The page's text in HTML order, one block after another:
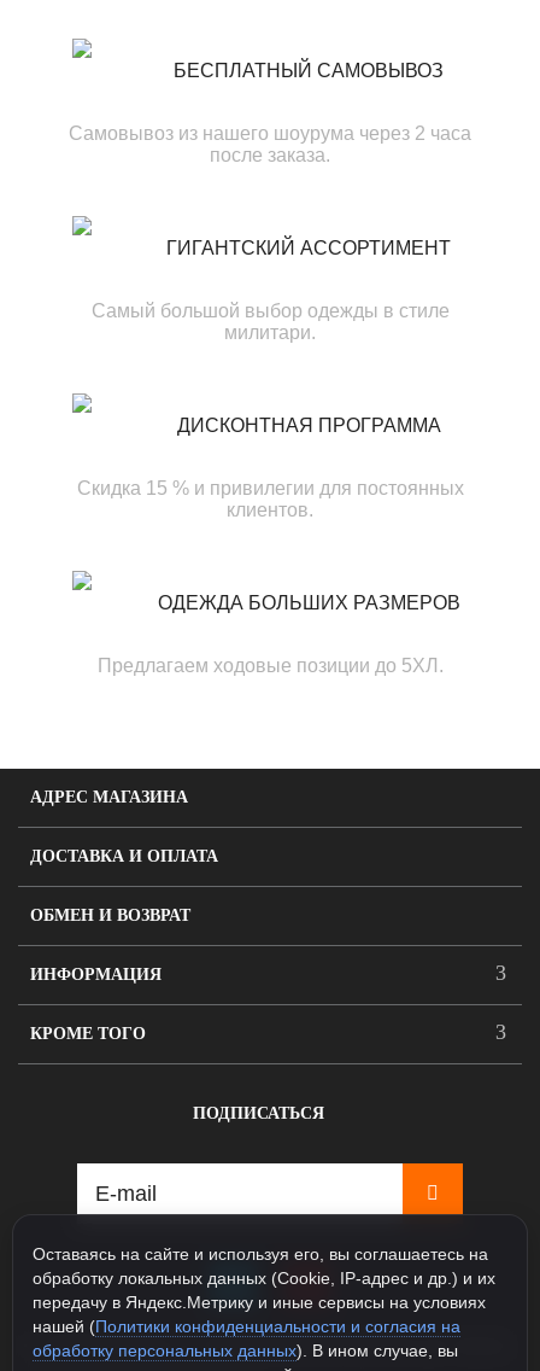
БЕСПЛАТНЫЙ САМОВЫВОЗ
Самовывоз из нашего шоурума через 2 часа
после заказа.
ГИГАНТСКИЙ АССОРТИМЕНТ
Самый большой выбор одежды в стиле
милитари.
ДИСКОНТНАЯ ПРОГРАММА
Скидка 15 % и привилегии для постоянных
клиентов.
ОДЕЖДА БОЛЬШИХ РАЗМЕРОВ
Предлагаем ходовые позиции до 5ХЛ.
АДРЕС МАГАЗИНА
ДОСТАВКА И ОПЛАТА
ОБМЕН И ВОЗВРАТ
ИНФОРМАЦИЯ
КРОМЕ ТОГО
ПОДПИСАТЬСЯ
115088, Москва, ул. Севастопольский проспект д.5, корпус
1
Оставаясь на сайте и используя его, вы соглашаетесь на
обработку локальных данных (Cookie, IP-адрес и др.) и их
передачу в Яндекс.Метрику и иные сервисы на условиях
нашей (Политики конфиденциальности и согласия на
обработку персональных данных). В ином случае, вы